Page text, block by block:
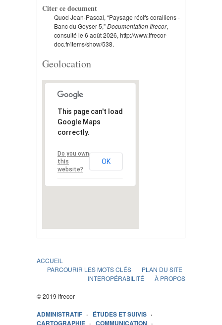
Citer ce document
Quod Jean-Pascal, “Paysage récifs coralliens -
Banc du Geyser 5,”Documentation Ifrecor,
consulté le 6 août 2026, http://www.ifrecor-
doc.fr/items/show/538.
Geolocation
This page can't load
Google Maps
correctly.
Do you own
this
website?
OK
ACCUEIL
PARCOURIR LES MOTS CLÉS
PLAN DU SITE
INTEROPÉRABILITÉ
À PROPOS
© 2019 Ifrecor
ADMINISTRATIF
ÉTUDES ET SUIVIS
CARTOGRAPHIE
COMMUNICATION